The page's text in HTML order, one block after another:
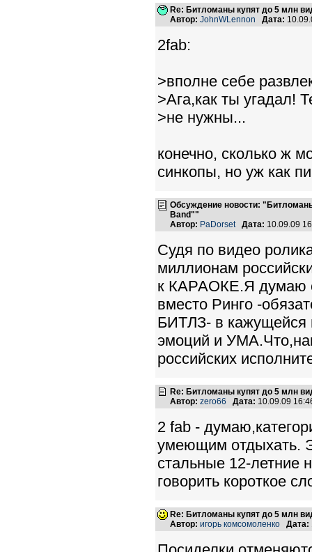
Re: Битломаны купят до 5 млн
Автор: JohnWLennon Дата:
2fab:
>вполне себе
>Ага,как ты угадал!
>не нужны...
конечно, сколько ж
синкопы, но уж как
Обсуждение новости:
Band""
Автор: PaDorset Дата: 10.09.09
Судя по видео
миллионам
к КАРАОКЕ.Я думаю
вместо Ринго -
БИТЛЗ- в кажущейся
эмоций и
российских
Re: Битломаны купят до 5 млн
Автор: zero66 Дата: 10.09.09
2 fab -
умеющим отдыхать.
стальные 12-летние
говорить короткое
Re: Битломаны купят до 5 млн
Автор: игорь комсомоленко Дата: